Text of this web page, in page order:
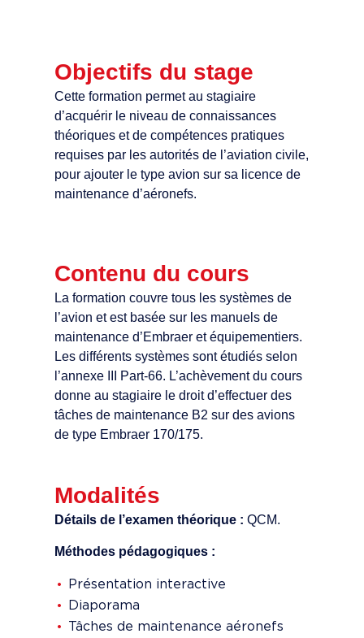
Objectifs du stage
Cette formation permet au stagiaire
d’acquérir le niveau de connaissances
théoriques et de compétences pratiques
requises par les autorités de l’aviation civile,
pour ajouter le type avion sur sa licence de
maintenance d’aéronefs.
Contenu du cours
La formation couvre tous les systèmes de
l’avion et est basée sur les manuels de
maintenance d’Embraer et équipementiers.
Les différents systèmes sont étudiés selon
l’annexe III Part-66. L’achèvement du cours
donne au stagiaire le droit d’effectuer des
tâches de maintenance B2 sur des avions
de type Embraer 170/175.
Modalités
Détails de l’examen théorique : QCM.
Méthodes pédagogiques :
Présentation interactive
Diaporama
Tâches de maintenance aéronefs